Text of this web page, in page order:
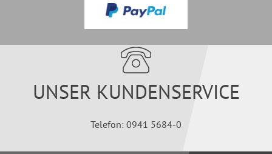
UNSER KUNDENSERVICE
Telefon: 0941 5684-0